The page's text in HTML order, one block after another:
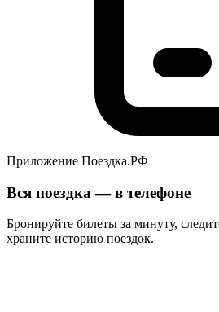
Приложение Поездка.РФ
Вся поездка — в телефоне
Бронируйте билеты за минуту,
храните историю поездок.